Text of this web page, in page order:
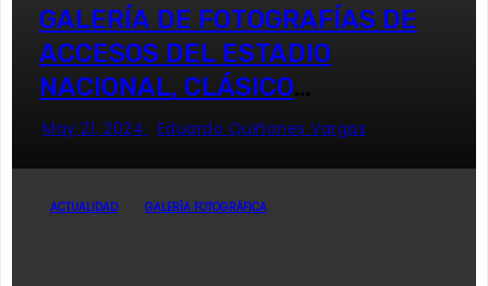
GALERÍA DE FOTOGRAFÍAS DE
ACCESOS DEL ESTADIO
NACIONAL, CLÁSICO
UNIVERSITARIO
May 21, 2024 Eduardo Quiñones Vargas
ACTUALIDAD GALERÍA FOTOGRÁFICA